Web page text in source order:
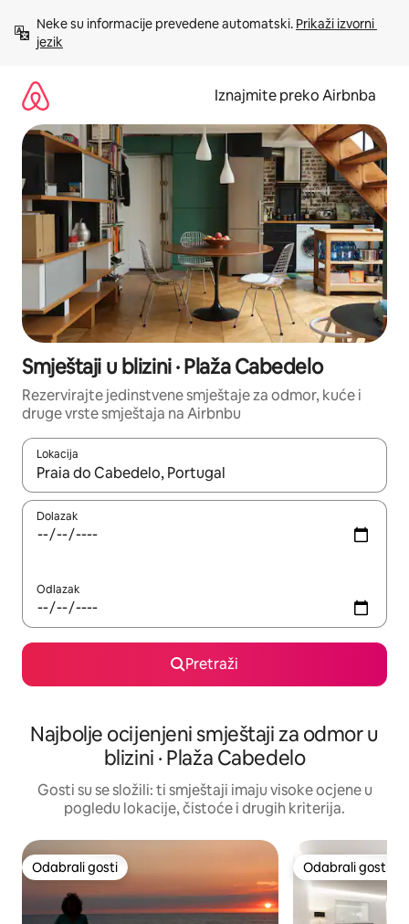
sadržaj
Neke su informacije prevedene automatski. Prikaži izvorni
jezik
Iznajmite preko Airbnba
Smještaji u blizini · Plaža Cabedelo
Rezervirajte jedinstvene smještaje za odmor, kuće i
druge vrste smještaja na Airbnbu
Lokacija
Kada budu dostupni rezultati, moći ćete ih pregledati
Dolazak
Odlazak
Pretraži
Najbolje ocijenjeni smještaji za odmor u
blizini · Plaža Cabedelo
Gosti su se složili: ti smještaji imaju visoke ocjene u
pogledu lokacije, čistoće i drugih kriterija.
Odabrali gosti
Odabrali gosti Odabrali gosti
Odabrali gosti